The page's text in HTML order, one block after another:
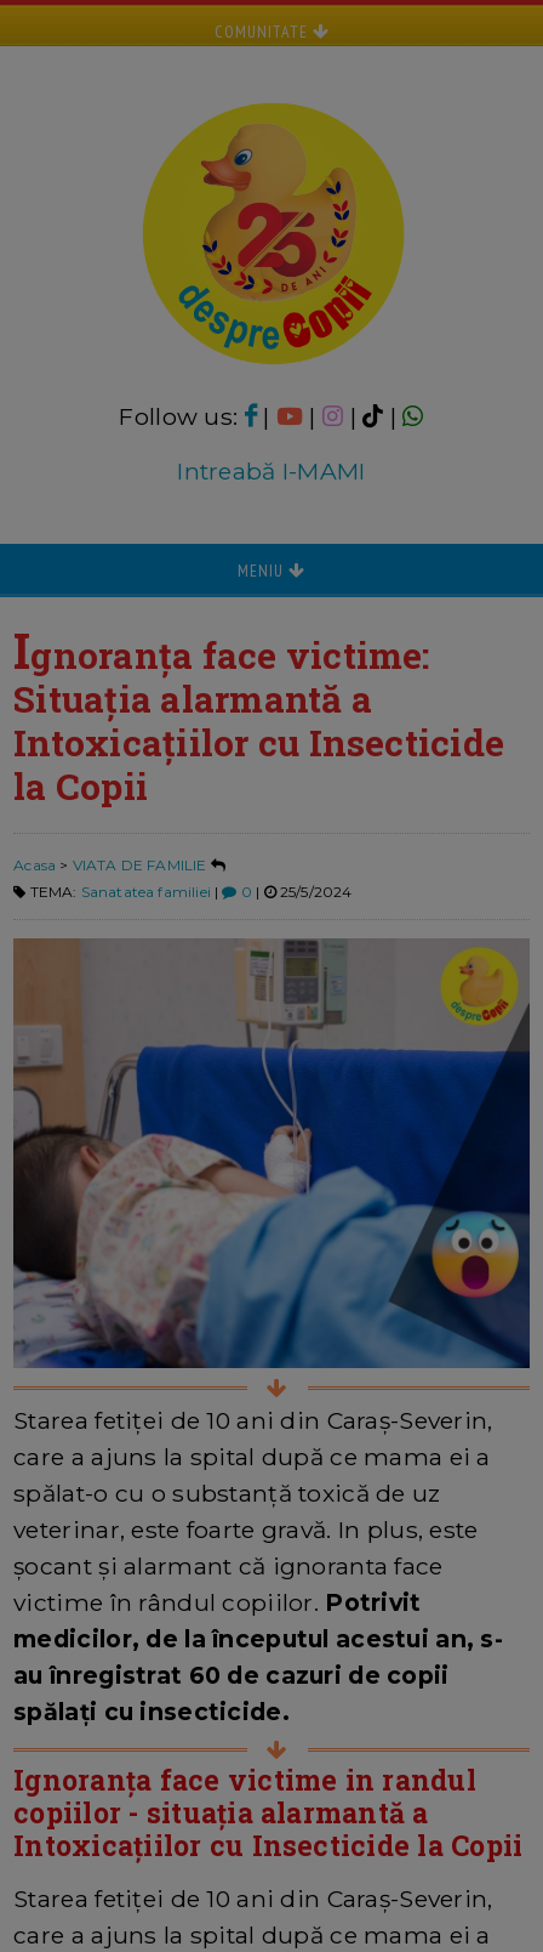
COMUNITATE
Follow us: | | |
|
Intreabă I-MAMI
MENIU
Ignoranța face victime:
Situația alarmantă a
Intoxicațiilor cu Insecticide
la Copii
Acasa > VIATA DE FAMILIE
TEMA: Sanatatea familiei | 0 | 25/5/2024
Starea fetiței de 10 ani din Caraș-Severin,
care a ajuns la spital după ce mama ei a
spălat-o cu o substanță toxică de uz
veterinar, este foarte gravă. In plus, este
șocant și alarmant că ignoranta face
victime în rândul copiilor. Potrivit
medicilor, de la începutul acestui an, s-
au înregistrat 60 de cazuri de copii
spălați cu insecticide.
Ignoranța face victime in randul
copiilor - situația alarmantă a
Intoxicațiilor cu Insecticide la Copii
Starea fetiței de 10 ani din Caraș-Severin,
care a ajuns la spital după ce mama ei a